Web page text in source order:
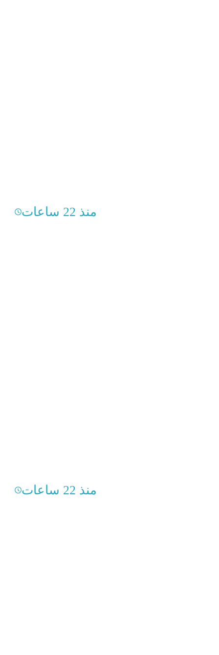
منذ 22 ساعات
منذ 22 ساعات